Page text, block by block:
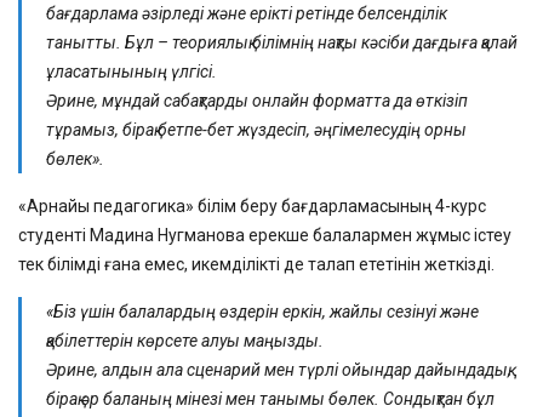
бағдарлама әзірледі және ерікті ретінде белсенділік
танытты. Бұл – теориялық білімнің нақты кәсіби дағдыға қалай
ұласатынының үлгісі.
Әрине, мұндай сабақтарды онлайн форматта да өткізіп
тұрамыз, бірақ бетпе-бет жүздесіп, әңгімелесудің орны
бөлек».
«Арнайы педагогика» білім беру бағдарламасының 4-курс
студенті Мадина Нугманова ерекше балалармен жұмыс істеу
тек білімді ғана емес, икемділікті де талап ететінін жеткізді.
«Біз үшін балалардың өздерін еркін, жайлы сезінуі және
қабілеттерін көрсете алуы маңызды.
Әрине, алдын ала сценарий мен түрлі ойындар дайындадық,
бірақ әр баланың мінезі мен танымы бөлек. Сондықтан бұл